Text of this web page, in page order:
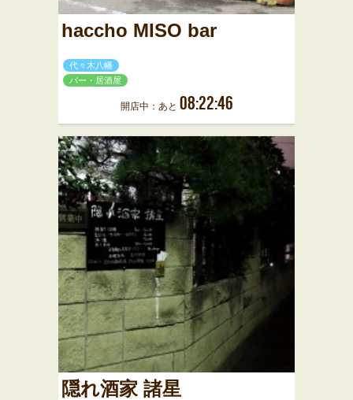
haccho MISO bar
代々木八幡
バー・居酒屋
開店中：あと 08:22:46
隠れ酒家 諸星